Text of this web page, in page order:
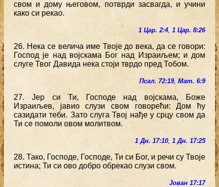
свом и дому његовом, потврди засвагда, и учини
како си рекао.
1 Цар. 2:4, 1 Цар. 8:26
26. Нека се велича име Твоје до века, да се говори:
Господ је над војскама Бог над Израиљем; и дом
слуге Твог Давида нека стоји тврдо пред Тобом.
Псал. 72:19, Мат. 6:9
27. Јер си Ти, Господе над војскама, Боже
Израиљев, јавио слузи свом говорећи: Дом ћу
сазидати теби. Зато слуга Твој нађе у срцу свом да
Ти се помоли овом молитвом.
1 Дн. 17:10, 1 Дн. 17:25
28. Тако, Господе, Господе, Ти си Бог, и речи су Твоје
истина; Ти си ово добро обрекао слузи свом.
Јован 17:17